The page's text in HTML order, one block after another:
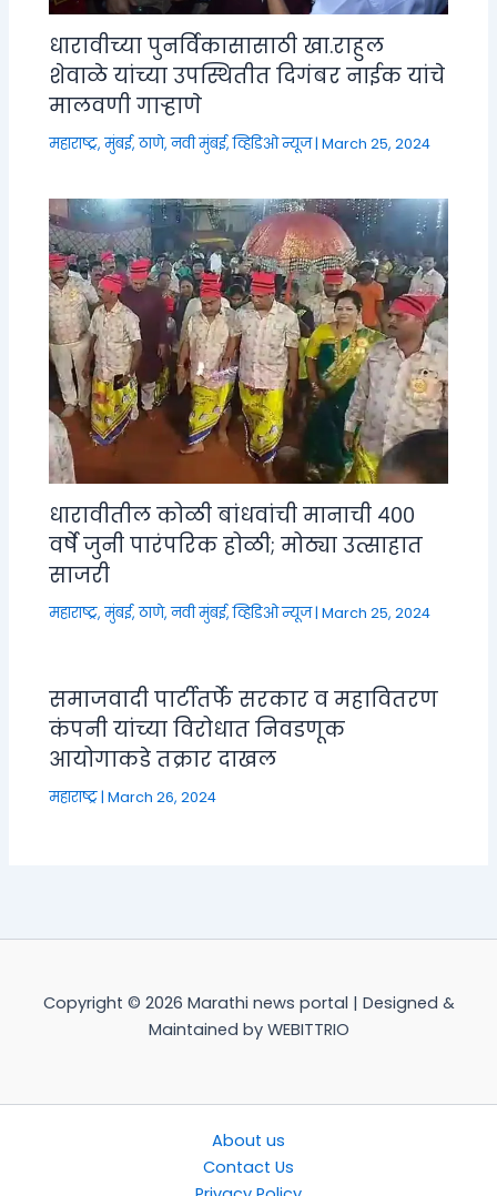
धारावीच्या पुनर्विकासासाठी खा.राहुल
शेवाळे यांच्या उपस्थितीत दिगंबर नाईक यांचे
मालवणी गाऱ्हाणे
महाराष्ट्र,मुंबई, ठाणे, नवी मुंबई,व्हिडिओ न्यूज|March 25, 2024
धारावीतील कोळी बांधवांची मानाची ४००
वर्षे जुनी पारंपरिक होळी; मोठ्या उत्साहात
साजरी
महाराष्ट्र,मुंबई, ठाणे, नवी मुंबई,व्हिडिओ न्यूज|March 25, 2024
समाजवादी पार्टीतर्फे सरकार व महावितरण
कंपनी यांच्या विरोधात निवडणूक
आयोगाकडे तक्रार दाखल
महाराष्ट्र|March 26, 2024
Copyright © 2026 Marathi news portal | Designed &
Maintained by WEBITTRIO
About us
Contact Us